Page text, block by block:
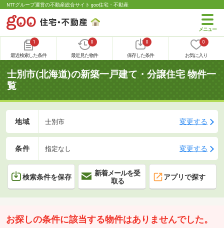
NTTグループ運営の不動産総合サイト goo住宅・不動産
1
最近検索した条件
0
最近見た物件
0
保存した条件
0
お気に入り
士別市(北海道)の新築一戸建て・分譲住宅 物件一
覧
地域 士別市 変更する
条件 指定なし 変更する
検索条件を保存
新着メールを受
取る
アプリで探す
お探しの条件に該当する物件はありませんでした。